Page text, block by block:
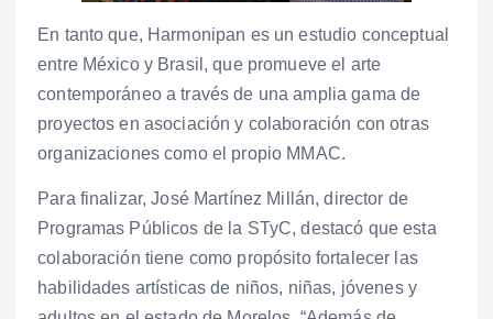
En tanto que, Harmonipan es un estudio conceptual
entre México y Brasil, que promueve el arte
contemporáneo a través de una amplia gama de
proyectos en asociación y colaboración con otras
organizaciones como el propio MMAC.
Para finalizar, José Martínez Millán, director de
Programas Públicos de la STyC, destacó que esta
colaboración tiene como propósito fortalecer las
habilidades artísticas de niños, niñas, jóvenes y